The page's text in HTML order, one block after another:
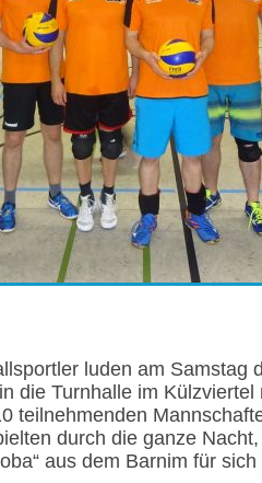
luden am Samstag
die Turnhalle im Külzviertel
teilnehmenden
durch die ganze
aus dem Barnim für